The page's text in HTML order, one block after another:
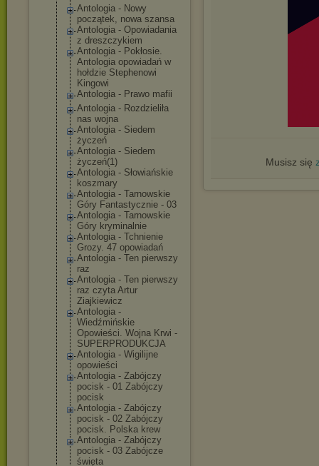
Antologia - Nowy
początek, nowa szansa
Antologia - Opowiadania
z dreszczykiem
Antologia - Pokłosie.
Antologia opowiadań w
hołdzie Stephenowi
Kingowi
Antologia - Prawo mafii
Antologia - Rozdzieliła
nas wojna
Antologia - Siedem
życzeń
Antologia - Siedem
życzeń(1)
Antologia - Słowiańskie
koszmary
Antologia - Tarnowskie
Góry Fantastycznie - 03
Antologia - Tarnowskie
Góry kryminalnie
Antologia - Tchnienie
Grozy. 47 opowiadań
Antologia - Ten pierwszy
raz
Antologia - Ten pierwszy
raz czyta Artur
Ziajkiewicz
Antologia -
Wiedźmińskie
Opowieści. Wojna Krwi -
SUPERPRODUKCJA
Antologia - Wigilijne
opowieści
Antologia - Zabójczy
pocisk - 01 Zabójczy
pocisk
Antologia - Zabójczy
pocisk - 02 Zabójczy
pocisk. Polska krew
Antologia - Zabójczy
pocisk - 03 Zabójcze
święta
Musisz się